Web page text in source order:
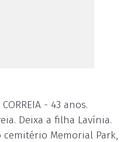
CORREIA - 43 anos.
Deixa a filha Lavínia.
Memorial Park,